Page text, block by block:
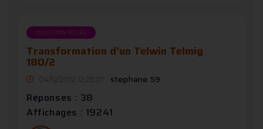
QUESTION POSÉE
Transformation d’un Telwin Telmig
180/2
04/12/2012 12:25:57 - stephane 59
Réponses : 38
Affichages : 19241